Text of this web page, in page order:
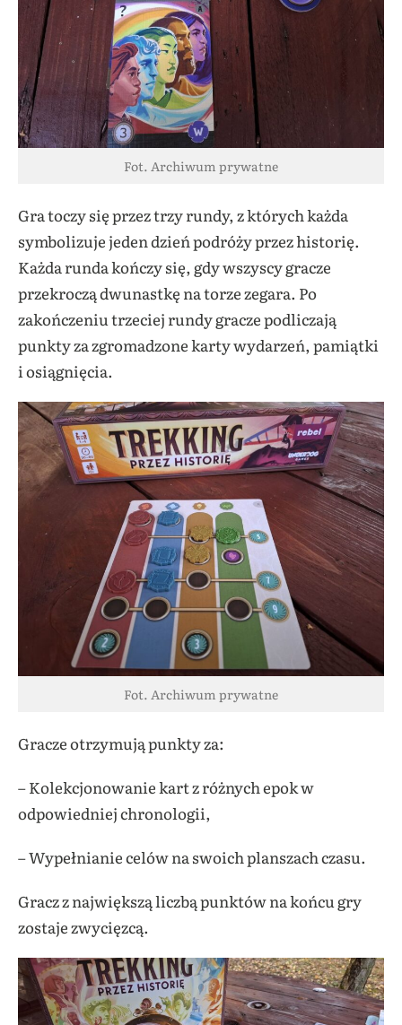
Fot. Archiwum prywatne
Gra toczy się przez trzy rundy, z których każda
symbolizuje jeden dzień podróży przez historię.
Każda runda kończy się, gdy wszyscy gracze
przekroczą dwunastkę na torze zegara. Po
zakończeniu trzeciej rundy gracze podliczają
punkty za zgromadzone karty wydarzeń, pamiątki
i osiągnięcia.
Fot. Archiwum prywatne
Gracze otrzymują punkty za:
– Kolekcjonowanie kart z różnych epok w
odpowiedniej chronologii,
– Wypełnianie celów na swoich planszach czasu.
Gracz z największą liczbą punktów na końcu gry
zostaje zwycięzcą.